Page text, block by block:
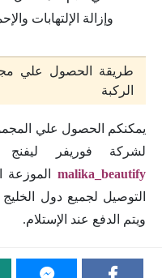
وإزالة الإلتهابات
طريقة الحصول علي
الركبة
يمكنكم الحصول علي
لشركة فوريفر
malika_beautify الموزعة
التوصيل لجميع دول
ويتم الدفع عند الإستلام.